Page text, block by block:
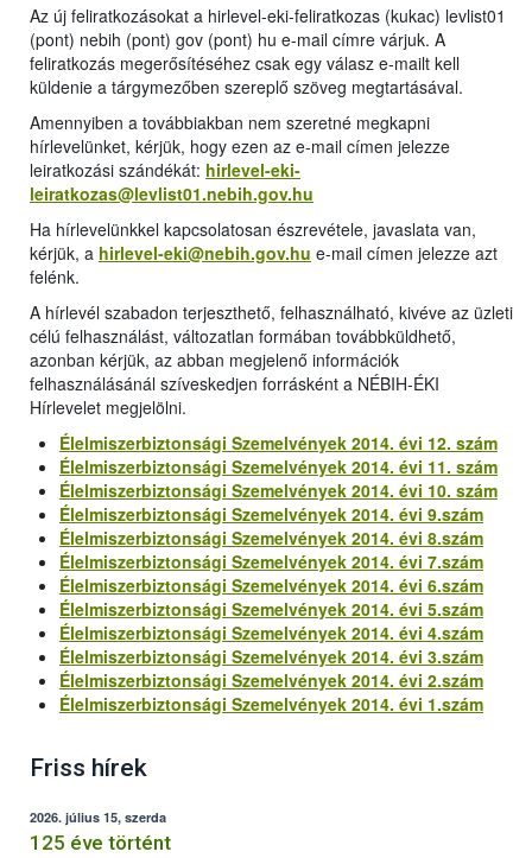
Az új feliratkozásokat a hirlevel-eki-feliratkozas (kukac) levlist01
(pont) nebih (pont) gov (pont) hu e-mail címre várjuk. A
feliratkozás megerősítéséhez csak egy válasz e-mailt kell
küldenie a tárgymezőben szereplő szöveg megtartásával.
Amennyiben a továbbiakban nem szeretné megkapni
hírlevelünket, kérjük, hogy ezen az e-mail címen jelezze
leiratkozási szándékát: hirlevel-eki-
leiratkozas@levlist01.nebih.gov.hu
Ha hírlevelünkkel kapcsolatosan észrevétele, javaslata van,
kérjük, a hirlevel-eki@nebih.gov.hu e-mail címen jelezze azt
felénk.
A hírlevél szabadon terjeszthető, felhasználható, kivéve az üzleti
célú felhasználást, változatlan formában továbbküldhető,
azonban kérjük, az abban megjelenő információk
felhasználásánál szíveskedjen forrásként a NÉBIH-ÉKI
Hírlevelet megjelölni.
Élelmiszerbiztonsági Szemelvények 2014. évi 12. szám
Élelmiszerbiztonsági Szemelvények 2014. évi 11. szám
Élelmiszerbiztonsági Szemelvények 2014. évi 10. szám
Élelmiszerbiztonsági Szemelvények 2014. évi 9.szám
Élelmiszerbiztonsági Szemelvények 2014. évi 8.szám
Élelmiszerbiztonsági Szemelvények 2014. évi 7.szám
Élelmiszerbiztonsági Szemelvények 2014. évi 6.szám
Élelmiszerbiztonsági Szemelvények 2014. évi 5.szám
Élelmiszerbiztonsági Szemelvények 2014. évi 4.szám
Élelmiszerbiztonsági Szemelvények 2014. évi 3.szám
Élelmiszerbiztonsági Szemelvények 2014. évi 2.szám
Élelmiszerbiztonsági Szemelvények 2014. évi 1.szám
Friss hírek
2026. július 15, szerda
125 éve történt